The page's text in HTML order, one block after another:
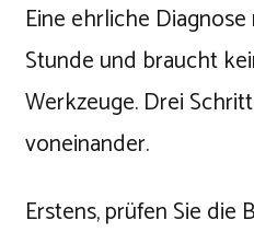
Eine ehrliche
Stunde und braucht
Werkzeuge. Drei
voneinander.
Erstens, prüfen Sie die